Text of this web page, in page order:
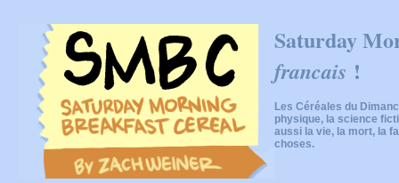
Saturday
francais !
Les Céréales du
physique, la science
aussi la vie, la mort, la
choses.